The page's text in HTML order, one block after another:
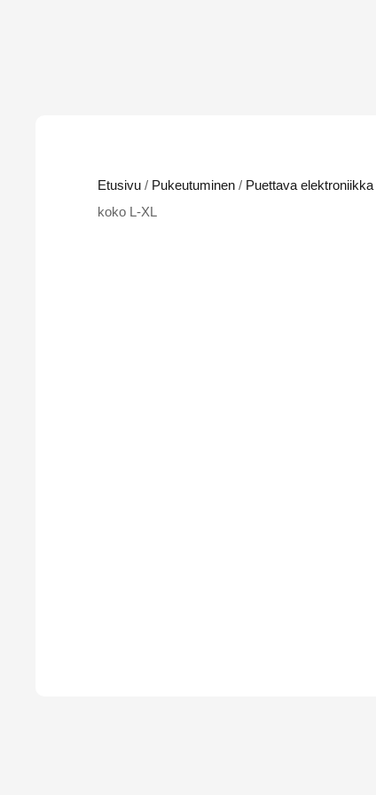
Etusivu / Pukeutuminen / Puettava elektroniikka
koko L-XL